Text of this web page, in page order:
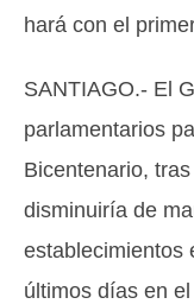
hará con el
SANTIAGO.- El
parlamentarios
Bicentenario,
disminuiría de
establecimientos
últimos días en